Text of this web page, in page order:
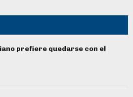
prefiere quedarse con el